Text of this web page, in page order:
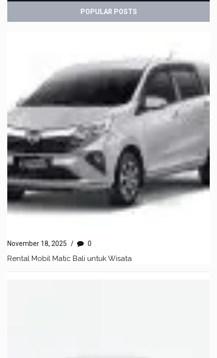
POPULAR POSTS
November 18, 2025 / 0
Rental Mobil Matic Bali untuk Wisata